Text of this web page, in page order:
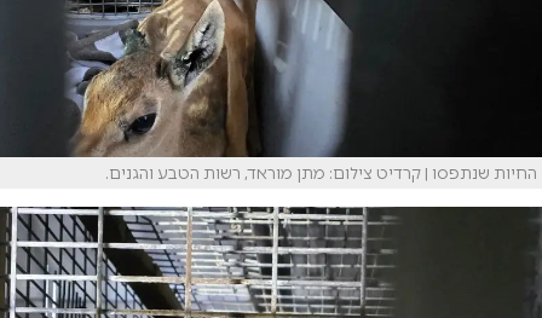
החיות שנתפסו | קרדיט צילום: מתן מוראד, רשות הטבע והגנים.